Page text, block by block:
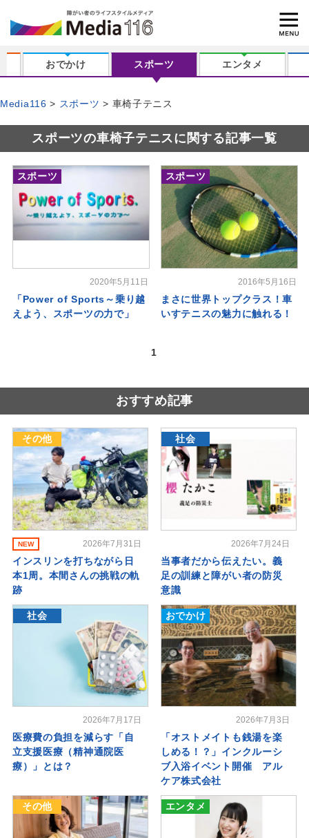
おでかけ スポーツ エンタメ
Media116 スポーツ 車椅子テニス
スポーツの車椅子テニスに関する記事一覧
スポーツ
2020年5月11日
「Power of Sports～乗り越
えよう、スポーツの力で」
スポーツ
2016年5月16日
まさに世界トップクラス！車
いすテニスの魅力に触れる！
1
おすすめ記事
その他
NEW 2026年7月31日
インスリンを打ちながら日
本1周。本間さんの挑戦の軌
跡
社会
2026年7月24日
当事者だから伝えたい。義
足の訓練と障がい者の防災
意識
社会
2026年7月17日
医療費の負担を減らす「自
立支援医療（精神通院医
療）」とは？
おでかけ
2026年7月3日
「オストメイトも銭湯を楽
しめる！？」インクルーシ
ブ入浴イベント開催 アル
ケア株式会社
その他 エンタメ